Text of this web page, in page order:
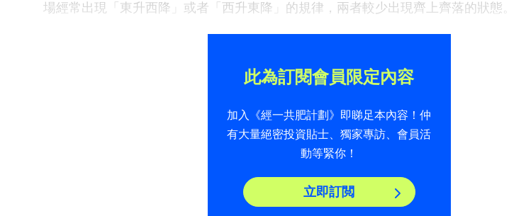
場經常出現「東升西降」或者「西升東降」的規律，兩者較少出現齊上齊落的狀態。
此為訂閱會員限定內容
加入《經一共肥計劃》即睇足本內容！仲
有大量絕密投資貼士、獨家專訪、會員活
動等緊你！
立即訂閲